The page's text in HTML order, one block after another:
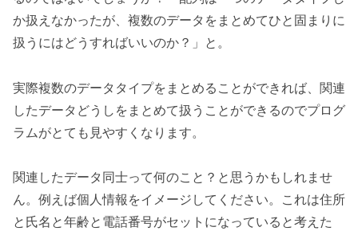
か扱えなかったが、複数のデータをまとめてひと固まりに
扱うにはどうすればいいのか？」と。
実際複数のデータタイプをまとめることができれば、関連
したデータどうしをまとめて扱うことができるのでプログ
ラムがとても見やすくなります。
関連したデータ同士って何のこと？と思うかもしれませ
ん。例えば個人情報をイメージしてください。これは住所
と氏名と年齢と電話番号がセットになっていると考えた